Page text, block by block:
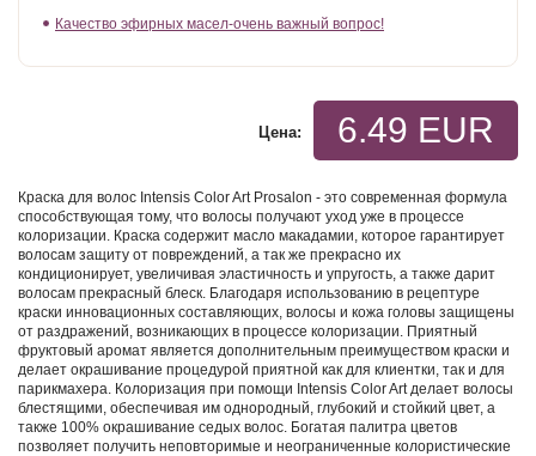
Качество эфирных масел-очень важный вопрос!
6.49 EUR
Цена:
Краска для волос Intensis Color Art Prosalon - это современная формула
способствующая тому, что волосы получают уход уже в процессе
колоризации. Краска содержит масло макадамии, которое гарантирует
волосам защиту от повреждений, а так же прекрасно их
кондиционирует, увеличивая эластичность и упругость, а также дарит
волосам прекрасный блеск. Благодаря использованию в рецептуре
краски инновационных составляющих, волосы и кожа головы защищены
от раздражений, возникающих в процессе колоризации. Приятный
фруктовый аромат является дополнительным преимуществом краски и
делает окрашивание процедурой приятной как для клиентки, так и для
парикмахера. Колоризация при помощи Intensis Color Art делает волосы
блестящими, обеспечивая им однородный, глубокий и стойкий цвет, а
также 100% окрашивание седых волос. Богатая палитра цветов
позволяет получить неповторимые и неограниченные колористические